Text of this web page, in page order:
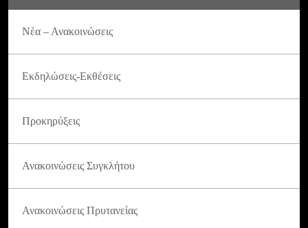
Νέα – Ανακοινώσεις
Εκδηλώσεις-Εκθέσεις
Προκηρύξεις
Ανακοινώσεις Συγκλήτου
Ανακοινώσεις Πρυτανείας